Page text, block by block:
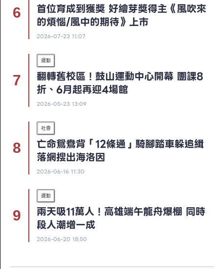
首位育成到獲獎 好繪芽獎得主《風吹來
的煩惱/風中的期待》上市
2026-07-23 11:07
運動
翻轉舊校區！鼓山運動中心開幕 團課8
折、6月起再迎4場館
2026-05-23 13:09
社會
亡命鴛鴦背「12條通」騎腳踏車躲追緝
落網搜出海洛因
2026-06-16 11:30
運動
兩天吸11萬人！高雄端午龍舟爆棚 同時
段人潮增一成
2026-06-20 18:50